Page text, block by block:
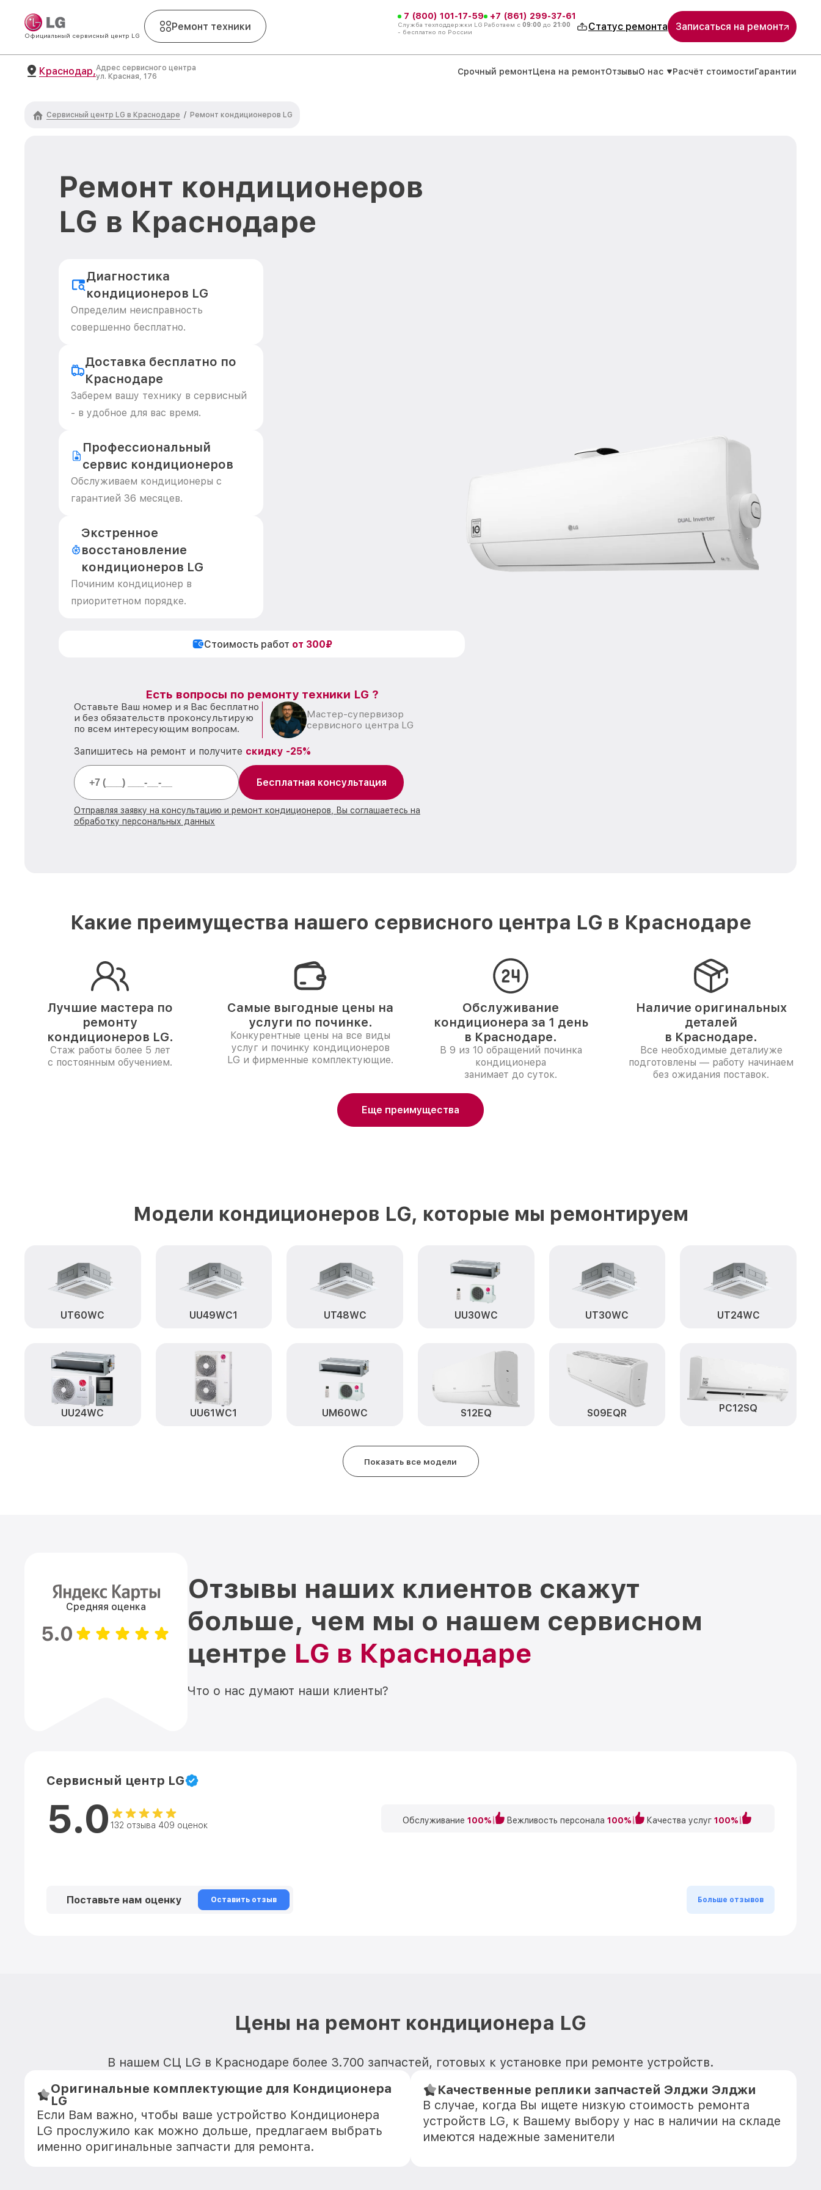
Официальный сервисный центр LG
Ремонт техники
7 (800) 101-17-59
Служба техподдержки LG
- бесплатно по России
+7 (861) 299-37-61
Работаем с 09:00 до 21:00 Статус ремонта Записаться на ремонт
Краснодар,Адрес сервисного центра
ул. Красная, 176
Срочный ремонтЦена на ремонтОтзывыО нас Расчёт стоимостиГарантии
Сервисный центр LG в Краснодаре / Ремонт кондиционеров LG
Ремонт кондиционеров
LG в Краснодаре
Диагностика
кондиционеров LG
Определим неисправность
совершенно бесплатно.
Доставка бесплатно по
Краснодаре
Заберем вашу технику в сервисный
- в удобное для вас время.
Профессиональный
сервис кондиционеров
Обслуживаем кондиционеры с
гарантией 36 месяцев.
Экстренное
восстановление
кондиционеров LG
Починим кондиционер в
приоритетном порядке.
Стоимость работ от 300₽
Есть вопросы по ремонту техники LG ?
Оставьте Ваш номер и я Вас бесплатно
и без обязательств проконсультирую
по всем интересующим вопросам.
Мастер-супервизор
сервисного центра LG
Запишитесь на ремонт и получите скидку -25%
Бесплатная консультация
Отправляя заявку на консультацию и ремонт кондиционеров, Вы соглашаетесь на
обработку персональных данных
Какие преимущества нашего сервисного центра LG в Краснодаре
Лучшие мастера по
ремонту
кондиционеров LG.
Стаж работы более 5 лет
с постоянным обучением.
Самые выгодные цены на
услуги по починке.
Конкурентные цены на все виды
услуг и починку кондиционеров
LG и фирменные комплектующие.
Обслуживание
кондиционера за 1 день
в Краснодаре.
В 9 из 10 обращений починка
кондиционера
занимает до суток.
Наличие оригинальных
деталей
в Краснодаре.
Все необходимые деталиуже
подготовлены — работу начинаем
без ожидания поставок.
Еще преимущества
Модели кондиционеров LG, которые мы ремонтируем
UT60WC UU49WC1 UT48WC UU30WC UT30WC UT24WC
UU24WC UU61WC1 UM60WC S12EQ S09EQR PC12SQ
Показать все модели
Средняя оценка
5.0
Отзывы наших клиентов скажут
больше, чем мы о нашем сервисном
центре LG в Краснодаре
Что о нас думают наши клиенты?
Сервисный центр LG
5.0 132 отзыва 409 оценок Обслуживание 100% Вежливость персонала 100% Качества услуг 100%
Поставьте нам оценку Оставить отзыв Больше отзывов
Цены на ремонт кондиционера LG
В нашем СЦ LG в Краснодаре более 3.700 запчастей, готовых к установке при ремонте устройств.
Оригинальные комплектующие для Кондиционера
LG
Если Вам важно, чтобы ваше устройство Кондиционера
LG прослужило как можно дольше, предлагаем выбрать
именно оригинальные запчасти для ремонта.
Качественные реплики запчастей Элджи Элджи
В случае, когда Вы ищете низкую стоимость ремонта
устройств LG, к Вашему выбору у нас в наличии на складе
имеются надежные заменители